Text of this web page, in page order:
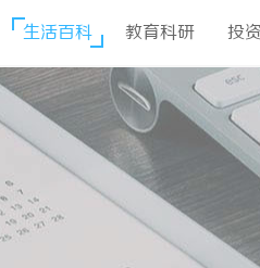
生活百科 教育科研 投